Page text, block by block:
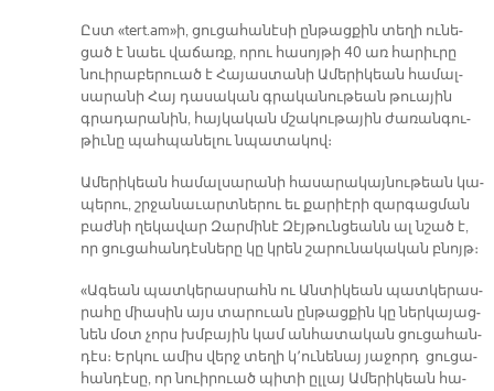
Ըստ «tert.am»ի, ցու­ցա­հա­նէ­սի ըն­թաց­քին տե­ղի ու­նե­
ցած է նաեւ վա­ճառք, ո­րու հա­սոյ­թի 40 առ հա­րիւ­րը
նուի­րա­բե­րուած է Հա­յաս­տա­նի Ա­մե­րի­կեան հա­մալ­
սա­րա­նի Հայ դա­սա­կան գրա­կա­նու­թեան թուա­յին
գրա­դա­րա­նին, հայ­կա­կան մշա­կու­թա­յին ժա­ռան­գու­
թիւ­նը պահ­պա­նե­լու նպա­տա­կով։
Ա­մե­րի­կեան հա­մալ­սա­րա­նի հա­սա­րա­կայ­նու­թեան կա­
պե­րու, շրջա­նա­ւարտ­նե­րու եւ քա­րիէ­րի զար­գաց­ման
բաժ­նի ղե­կա­վար Զար­մի­նէ Զէյ­թուն­ցեանն ալ նշած է,
որ ցու­ցա­հան­դէս­նե­րը կը կրեն շա­րու­նա­կա­կան բնոյթ։
­«Ա­գեան պատ­կե­րաս­րահն ու Ան­տի­կեան պատ­կե­րաս­
րա­հը միա­սին այս տա­րուան ըն­թաց­քին կը ներ­կա­յաց­
նեն մօտ չորս խմբա­յին կամ ան­հա­տա­կան ցու­ցա­հան­
դէս։ Եր­կու ա­միս վերջ տե­ղի կ՚ու­նե­նայ յա­ջորդ ցու­ցա­
հան­դէ­սը, որ նուի­րուած պի­տի ըլ­լայ Ա­մե­րի­կեան հա­